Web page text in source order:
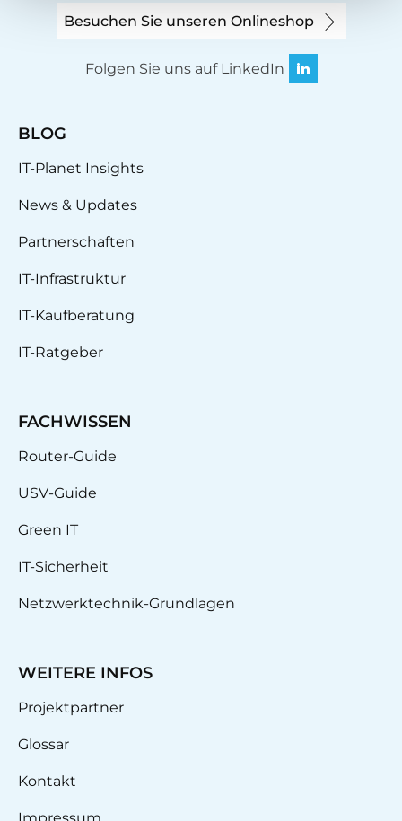
Besuchen Sie unseren Onlineshop
Folgen Sie uns auf LinkedIn
BLOG
IT-Planet Insights
News & Updates
Partnerschaften
IT-Infrastruktur
IT-Kaufberatung
IT-Ratgeber
FACHWISSEN
Router-Guide
USV-Guide
Green IT
IT-Sicherheit
Netzwerktechnik-Grundlagen
WEITERE INFOS
Projektpartner
Glossar
Kontakt